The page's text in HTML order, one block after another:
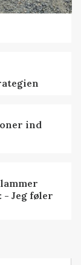
ind
- Jeg føler